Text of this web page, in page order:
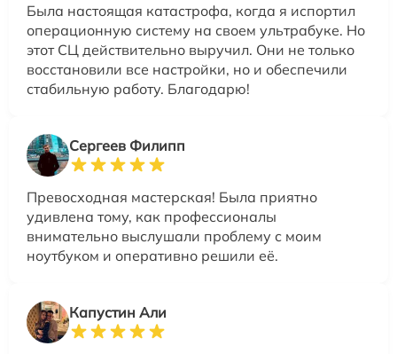
Была настоящая катастрофа, когда я испортил
операционную систему на своем ультрабуке. Но
этот СЦ действительно выручил. Они не только
восстановили все настройки, но и обеспечили
стабильную работу. Благодарю!
Сергеев Филипп
Превосходная мастерская! Была приятно
удивлена тому, как профессионалы
внимательно выслушали проблему с моим
ноутбуком и оперативно решили её.
Капустин Али